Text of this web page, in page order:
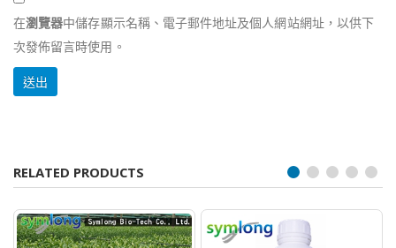
在瀏覽器中儲存顯示名稱、電子郵件地址及個人網站網址，以供下
次發佈留言時使用。
RELATED PRODUCTS